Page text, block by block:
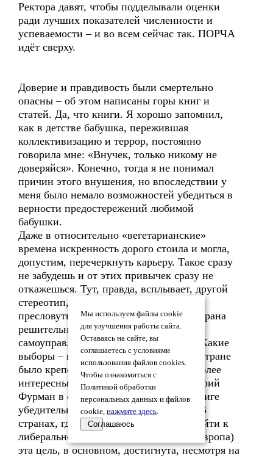
Ректора давят, чтобы подделывали оценки
ради лучших показателей численности и
успеваемости – и во всем сейчас так. ПОРЧА
идёт сверху.
Доверие и правдивость были смертельно
опасны – об этом написаны горы книг и
статей. Да, что книги. Я хорошо запомнил,
как в детстве бабушка, пережившая
коллективизацию и террор, постоянно
говорила мне: «Внучек, только никому не
доверяйся». Конечно, тогда я не понимал
причин этого внушения, но впоследствии у
меня было немало возможностей убедиться в
верности предостережений любимой
бабушки.
Даже в относительно «вегетарианские»
времена искренность дорого стоила и могла,
допустим, перечеркнуть карьеру. Такое сразу
не забудешь и от этих привычек сразу не
откажешься. Тут, правда, всплывает, другой
стереотип, согласно которому, после
пресловутых «семидесяти лет» наша страна
решительно не готова к демократии,
самоуправлению, свободе слова и т.д. Какие
выборы – ведь совсем недавно в этой стране
было крепостное право! Один из наиболее
интересных наших политологов, Дмитрий
Фурман в своей недавно вышедшей книге
убедительно критикует такой подход. В
странах, где действительно хотели прийти к
либеральной демократии (Восточная Европа)
эта цель, в основном, достигнута, несмотря на
Мы используем файлы cookie
для улучшения работы сайта.
Оставаясь на сайте, вы
соглашаетесь с условиями
использования файлов cookies.
Чтобы ознакомиться с
Политикой обработки
персональных данных и файлов
cookie, нажмите здесь.
Соглашаюсь